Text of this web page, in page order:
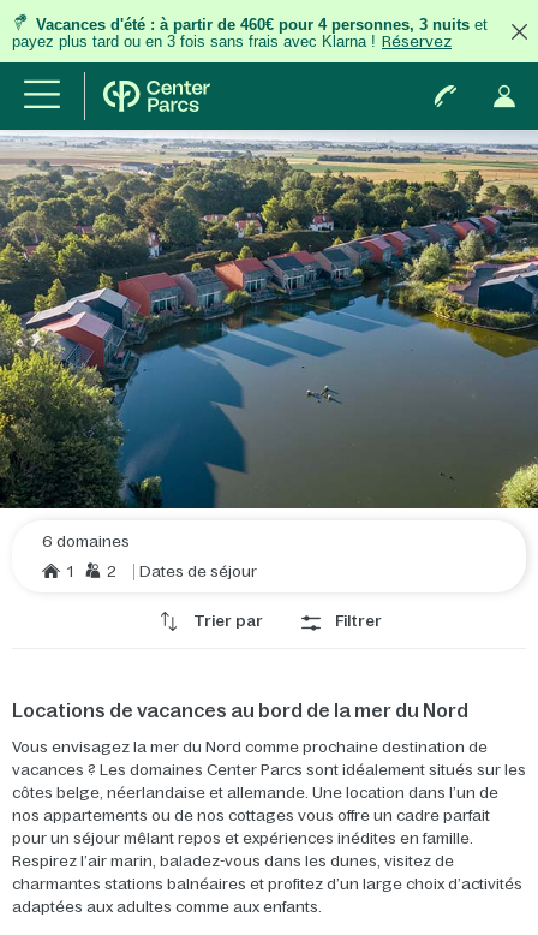
Vacances d'été : à partir de 460€ pour 4 personnes, 3 nuits et
payez plus tard ou en 3 fois sans frais avec Klarna ! Réservez
6 domaines
1
2 Dates de séjour
Trier par Filtrer
Locations de vacances au bord de la mer du Nord
Vous envisagez la mer du Nord comme prochaine destination de
vacances ? Les domaines Center Parcs sont idéalement situés sur les
côtes belge, néerlandaise et allemande. Une location dans l’un de
nos appartements ou de nos cottages vous offre un cadre parfait
pour un séjour mêlant repos et expériences inédites en famille.
Respirez l’air marin, baladez-vous dans les dunes, visitez de
charmantes stations balnéaires et profitez d’un large choix d’activités
adaptées aux adultes comme aux enfants.